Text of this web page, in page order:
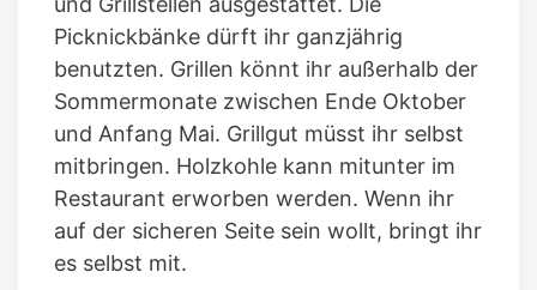
Picknickbänke dürft ihr ganzjährig
benutzten. Grillen könnt ihr außerhalb der
Sommermonate zwischen Ende Oktober
und Anfang Mai. Grillgut müsst ihr selbst
mitbringen. Holzkohle kann mitunter im
Restaurant erworben werden. Wenn ihr
auf der sicheren Seite sein wollt, bringt ihr
es selbst mit.